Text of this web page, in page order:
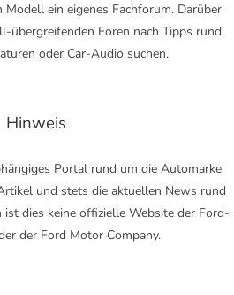
Modell ein eigenes Fachforum. Darüber
übergreifenden Foren nach Tipps rund
oder Car-Audio suchen.
Hinweis
Portal rund um die Automarke
und stets die aktuellen News rund
ist dies keine offizielle Website der Ford-
der Ford Motor Company.